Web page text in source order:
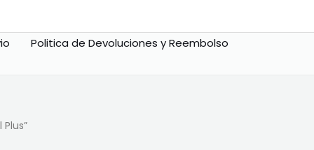
Politica de Devoluciones y Reembolso